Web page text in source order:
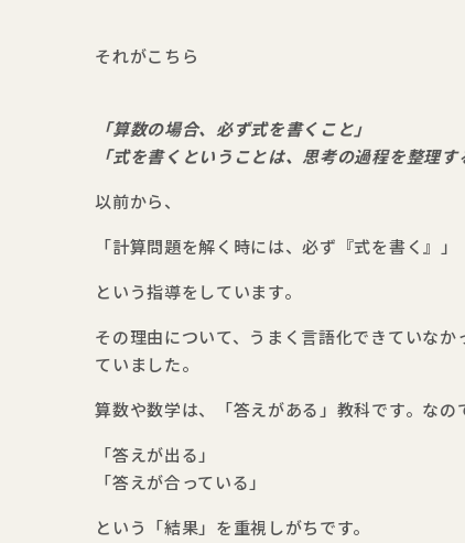
それがこちら
「算数の場合、必ず式を書くこと」
「式を書くということは、思考の過程を整理す
以前から、
「計算問題を解く時には、必ず『式を書く』」
という指導をしています。
その理由について、うまく言語化できていな
ていました。
算数や数学は、「答えがある」教科です。なの
「答えが出る」
「答えが合っている」
という「結果」を重視しがちです。